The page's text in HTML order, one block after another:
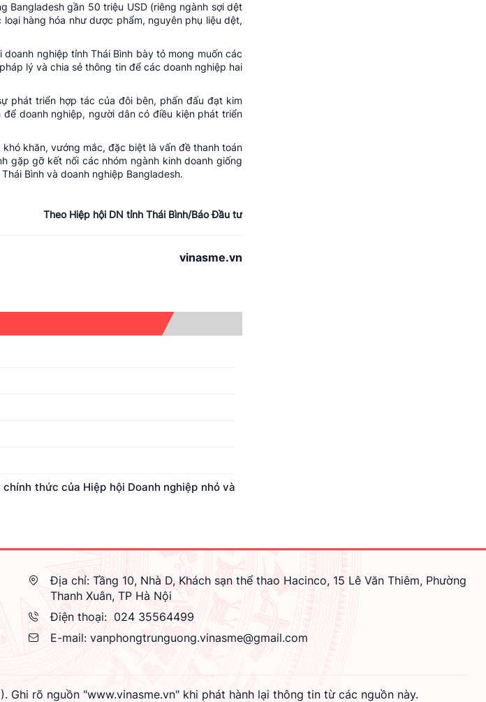
Bangladesh gần 50 triệu USD (riêng ngành sợi dệt
hàng hóa như dược phẩm, nguyên phụ liệu dệt,
nghiệp tỉnh Thái Bình bày tỏ mong muốn các
lý và chia sẻ thông tin để các doanh nghiệp hai
phát triển hợp tác của đôi bên, phấn đấu đạt kim
doanh nghiệp, người dân có điều kiện phát triển
khăn, vướng mắc, đặc biệt là vấn đề thanh toán
gặp gỡ kết nối các nhóm ngành kinh doanh giống
Bình và doanh nghiệp Bangladesh.
Theo Hiệp hội DN tỉnh Thái Bình/Báo Đầu tư
vinasme.vn
thức của Hiệp hội Doanh nghiệp nhỏ và
Địa chỉ: Tầng 10, Nhà D, Khách sạn thể thao Hacinco, 15 Lê Văn Thiêm, Phường
Thanh Xuân, TP Hà Nội
Điện thoại: 024 35564499
E-mail: vanphongtrunguong.vinasme@gmail.com
Ghi rõ nguồn "www.vinasme.vn" khi phát hành lại thông tin từ các nguồn này.